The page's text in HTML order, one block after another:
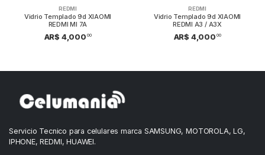
REDMI
Vidrio Templado 9d XIAOMI
REDMI MI 7A
AR$ 4,000 00
REDMI
Vidrio Templado 9d XIAOMI
REDMI A3 / A3X
AR$ 4,000 00
Servicio Tecnico para celulares marca SAMSUNG, MOTOROLA, LG,
IPHONE, REDMI, HUAWEI.